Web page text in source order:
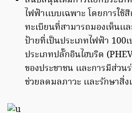
ไฟฟ้าเเบบเฉพาะ โดยการใ
ทะเบียนที่สามารถมองเห็นเเล
ป้ายที่เป็นประเภทไฟฟ้า 100
ประเภทปลั๊กอินไฮบริด (
ของประชาชน เเละการมีส่วน
ช่วยลดมลภาวะ เเละรักษาสิ่ง